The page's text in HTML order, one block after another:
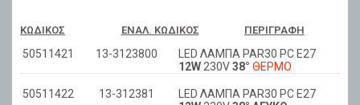
ΚΩΔΙΚΌΣ ΕΝΑΛ. ΚΩΔΙΚΌΣ ΠΕΡΙΓΡΑΦΉ
50511421 13-3123800
LED ΛΑΜΠΑ PAR30 PC E27
12W230V38° ΘΕΡΜΟ
50511422 13-312381
LED ΛΑΜΠΑ PAR30 PC E27